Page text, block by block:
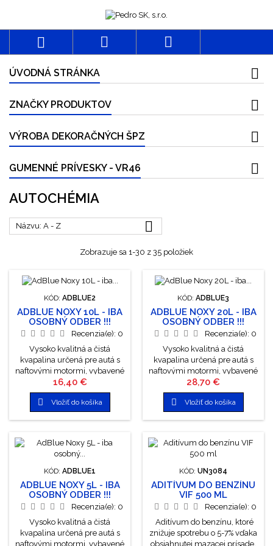
  
ÚVODNÁ STRÁNKA
ZNAČKY PRODUKTOV
VÝROBA DEKORAČNÝCH ŠPZ
GUMENNÉ PRÍVESKY - VR46
AUTOCHÉMIA
Názvu: A - Z 
Zobrazuje sa 1-30 z 35 položiek
KÓD: ADBLUE2
ADBLUE NOXY 10L - IBA
OSOBNÝ ODBER !!!
Recenzia(e): 0
Vysoko kvalitná a čistá
kvapalina určená pre autá s
naftovými motormi, vybavené
katalyzátorom SCR. AdBlue je
chemický výrobok, ktorý plne
vyhovuje súčasným emisným
normám (Euro V a Euro VI).
Cena
16,40 €
 Vložiť do košíka
KÓD: ADBLUE3
ADBLUE NOXY 20L - IBA
OSOBNÝ ODBER !!!
Recenzia(e): 0
Vysoko kvalitná a čistá
kvapalina určená pre autá s
naftovými motormi, vybavené
katalyzátorom SCR. AdBlue je
chemický výrobok, ktorý plne
vyhovuje súčasným emisným
normám (Euro V a Euro VI).
Cena
28,70 €
 Vložiť do košíka
KÓD: ADBLUE1
ADBLUE NOXY 5L - IBA
OSOBNÝ ODBER !!!
Recenzia(e): 0
Vysoko kvalitná a čistá
kvapalina určená pre autá s
naftovými motormi, vybavené
KÓD: UN3084
ADITÍVUM DO BENZÍNU
VIF 500 ML
Recenzia(e): 0
Aditívum do benzínu, ktoré
znižuje spotrebu o 5-7% vďaka
obsiahnutej mazacej prísade.